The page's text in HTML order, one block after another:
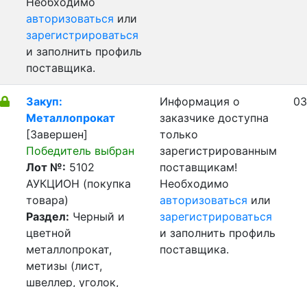
авторизоваться или
зарегистрироваться
и заполнить профиль
поставщика.
Закуп:
Металлопрокат
[Завершен]
Победитель выбран
Лот №: 5102
АУКЦИОН (покупка
товара)
Раздел: Черный и
цветной
металлопрокат,
метизы (лист,
швеллер, уголок,
Информация о
заказчике доступна
только
зарегистрированным
поставщикам!
Необходимо
авторизоваться или
зарегистрироваться
и заполнить профиль
поставщика.